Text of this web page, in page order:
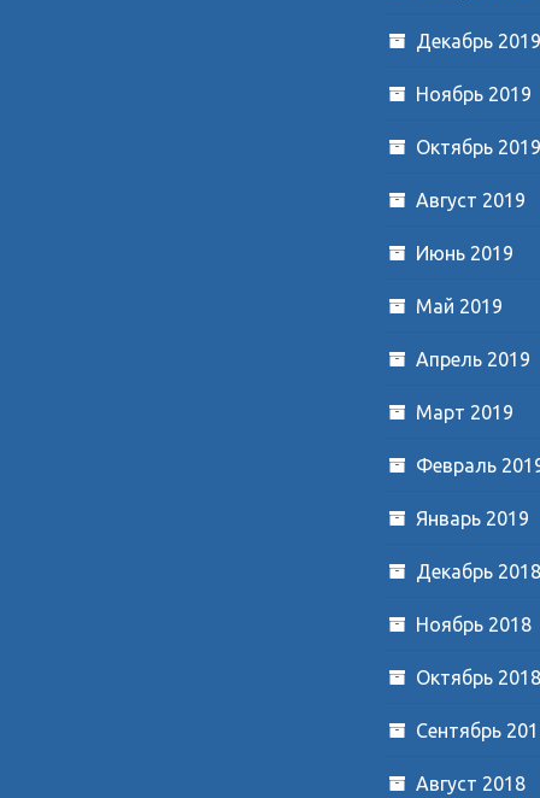
Декабрь 2019
Ноябрь 2019
Октябрь 2019
Август 2019
Июнь 2019
Май 2019
Апрель 2019
Март 2019
Февраль
Январь 2019
Декабрь 2018
Ноябрь 2018
Октябрь 2018
Сентябрь
Август 2018